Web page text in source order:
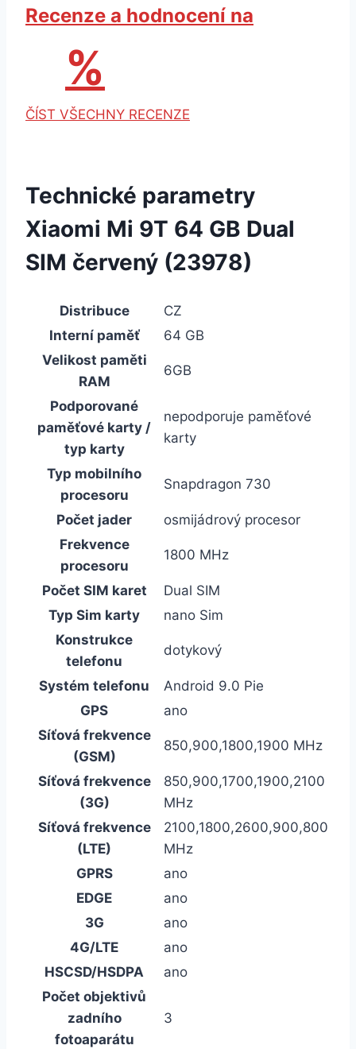
Recenze a hodnocení na
%
ČÍST VŠECHNY RECENZE
Technické parametry
Xiaomi Mi 9T 64 GB Dual
SIM červený (23978)
Distribuce
CZ
Interní paměť
64 GB
Velikost paměti
RAM
6GB
Podporované
paměťové karty /
typ karty
nepodporuje paměťové
karty
Typ mobilního
procesoru
Snapdragon 730
Počet jader
osmijádrový procesor
Frekvence
procesoru
1800 MHz
Počet SIM karet
Dual SIM
Typ Sim karty
nano Sim
Konstrukce
telefonu
dotykový
Systém telefonu
Android 9.0 Pie
GPS
ano
Síťová frekvence
(GSM)
850,900,1800,1900 MHz
Síťová frekvence
(3G)
850,900,1700,1900,2100
MHz
Síťová frekvence
(LTE)
2100,1800,2600,900,800
MHz
GPRS
ano
EDGE
ano
3G
ano
4G/LTE
ano
HSCSD/HSDPA
ano
Počet objektivů
zadního
fotoaparátu
3